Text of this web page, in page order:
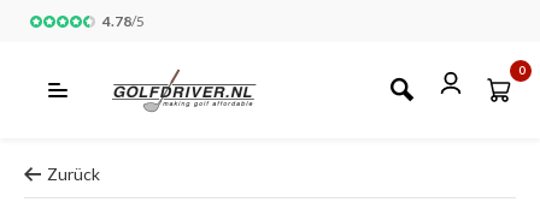
4.78/5
0
Zurück